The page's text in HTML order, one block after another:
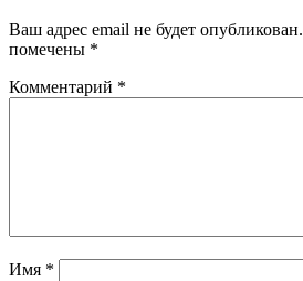
Ваш адрес email не будет опубликован.
помечены *
Комментарий *
Имя *